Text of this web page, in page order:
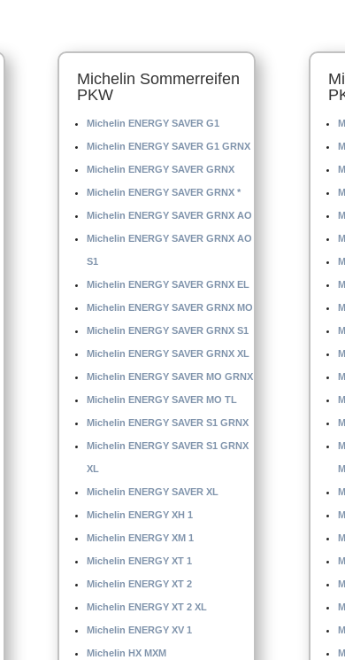
Michelin Sommerreifen
PKW
Michelin ENERGY SAVER G1
Michelin ENERGY SAVER G1 GRNX
Michelin ENERGY SAVER GRNX
Michelin ENERGY SAVER GRNX *
Michelin ENERGY SAVER GRNX AO
Michelin ENERGY SAVER GRNX AO
S1
Michelin ENERGY SAVER GRNX EL
Michelin ENERGY SAVER GRNX MO
Michelin ENERGY SAVER GRNX S1
Michelin ENERGY SAVER GRNX XL
Michelin ENERGY SAVER MO GRNX
Michelin ENERGY SAVER MO TL
Michelin ENERGY SAVER S1 GRNX
Michelin ENERGY SAVER S1 GRNX
XL
Michelin ENERGY SAVER XL
Michelin ENERGY XH 1
Michelin ENERGY XM 1
Michelin ENERGY XT 1
Michelin ENERGY XT 2
Michelin ENERGY XT 2 XL
Michelin ENERGY XV 1
Michelin HX MXM